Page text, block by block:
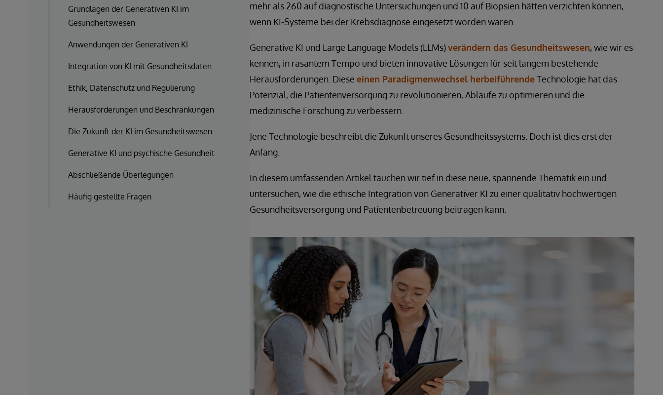
mehr als 260 auf diagnostische Untersuchungen und 10 auf Biopsien hätten verzichten können,
wenn KI-Systeme bei der Krebsdiagnose eingesetzt worden wären.
Generative KI und Large Language Models (LLMs)verändern das Gesundheitswesen, wie wir es
kennen, in rasantem Tempo und bieten innovative Lösungen für seit langem bestehende
Herausforderungen. Diese einen Paradigmenwechsel herbeiführendeTechnologie hat das
Potenzial, die Patientenversorgung zu revolutionieren, Abläufe zu optimieren und die
medizinische Forschung zu verbessern.
Jene Technologie beschreibt die Zukunft unseres Gesundheitssystems. Doch ist dies erst der
Anfang.
In diesem umfassenden Artikel tauchen wir tief in diese neue, spannende Thematik ein und
untersuchen, wie die ethische Integration von Generativer KI zu einer qualitativ hochwertigen
Gesundheitsversorgung und Patientenbetreuung beitragen kann.
Grundlagen der Generativen KI im
Gesundheitswesen
Anwendungen der Generativen KI
Integration von KI mit Gesundheitsdaten
Ethik, Datenschutz und Regulierung
Herausforderungen und Beschränkungen
Die Zukunft der KI im Gesundheitswesen
Generative KI und psychische Gesundheit
Abschließende Überlegungen
Häufig gestellte Fragen